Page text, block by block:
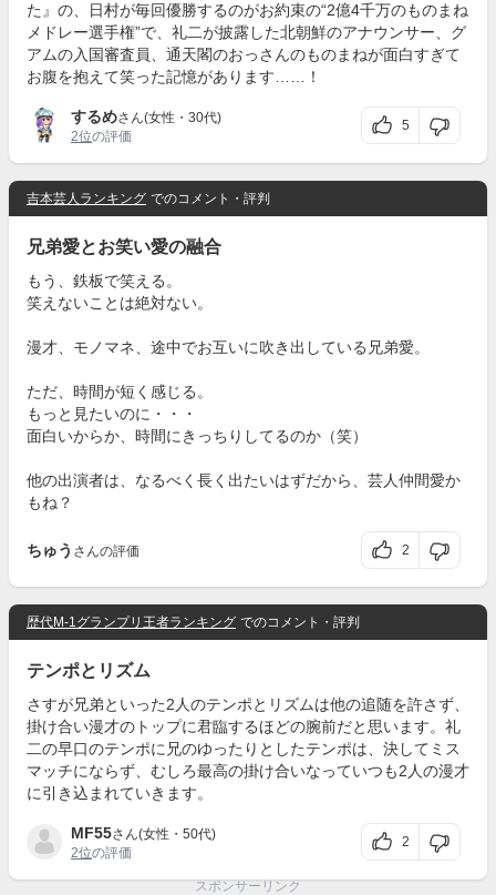
た』の、日村が毎回優勝するのがお約束の“2億4千万のものまね
メドレー選手権”で、礼二が披露した北朝鮮のアナウンサー、グ
アムの入国審査員、通天閣のおっさんのものまねが面白すぎて
お腹を抱えて笑った記憶があります……！
するめさん(女性・30代)
2位の評価
5
吉本芸人ランキング でのコメント・評判
兄弟愛とお笑い愛の融合
もう、鉄板で笑える。
笑えないことは絶対ない。
漫才、モノマネ、途中でお互いに吹き出している兄弟愛。
ただ、時間が短く感じる。
もっと見たいのに・・・
面白いからか、時間にきっちりしてるのか（笑）
他の出演者は、なるべく長く出たいはずだから、芸人仲間愛か
もね？
ちゅう さんの評価 2
歴代M-1グランプリ王者ランキング でのコメント・評判
テンポとリズム
さすが兄弟といった2人のテンポとリズムは他の追随を許さず、
掛け合い漫才のトップに君臨するほどの腕前だと思います。礼
二の早口のテンポに兄のゆったりとしたテンポは、決してミス
マッチにならず、むしろ最高の掛け合いなっていつも2人の漫才
に引き込まれていきます。
MF55さん(女性・50代)
2位の評価
2
スポンサーリンク